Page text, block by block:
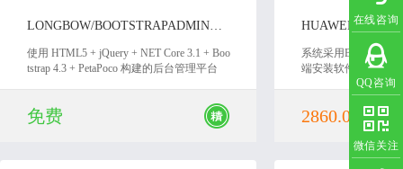
在线咨询
QQ咨询
微信关注
LONGBOW/BOOTSTRAPADMIN后台管理系统
使用 HTML5 + jQuery + NET Core 3.1 + Boo
tstrap 4.3 + PetaPoco 构建的后台管理平台
免费
系统采用B/S架构，
端安装软件，大大简
用户成本，而且能
访问权限。
2860.00 元